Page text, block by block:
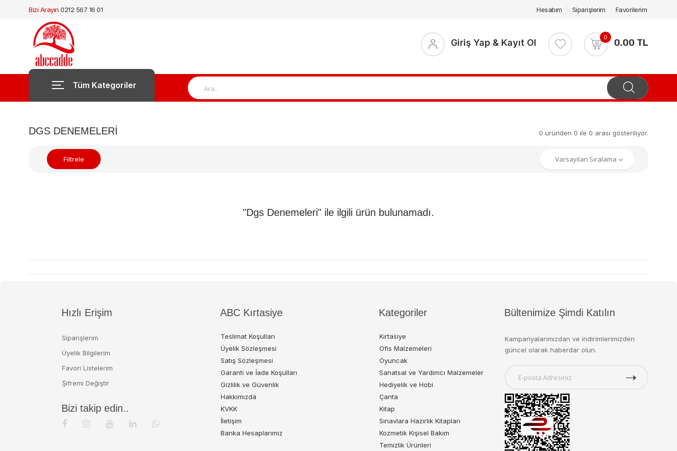
Bizi Arayın 0212 567 16 01 Hesabım Siparişlerim Favorilerim
Giriş Yap & Kayıt Ol 0 0.00 TL
Tüm Kategoriler
DGS DENEMELERI 0 üründen 0 ile 0 arası gösteriliyor.
Filtrele
"Dgs Denemeleri" ile ilgili ürün bulunamadı.
Hızlı Erişim
Siparişlerim
Üyelik Bilgilerim
Favori Listelerim
Şifremi Değiştir
Bizi takip edin..
ABC Kırtasiye
Teslimat Koşulları
Üyelik Sözleşmesi
Satış Sözleşmesi
Garanti ve İade Koşulları
Gizlilik ve Güvenlik
Hakkımızda
KVKK
İletişim
Banka Hesaplarımız
Kategoriler
Kırtasiye
Ofis Malzemeleri
Oyuncak
Sanatsal ve Yardımcı Malzemeler
Hediyelik ve Hobi
Çanta
Kitap
Sınavlara Hazırlık Kitapları
Kozmetik Kişisel Bakım
Temizlik Ürünleri
Bültenimize Şimdi Katılın
Kampanyalarımızdan ve indirimlerimizden
güncel olarak haberdar olun.